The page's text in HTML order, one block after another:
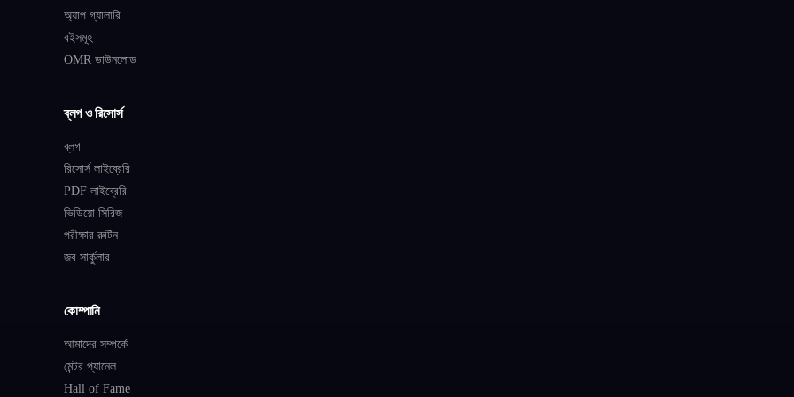
অ্যাপ গ্যালারি
বইসমূহ
OMR ডাউনলোড
ব্লগ ও রিসোর্স
ব্লগ
রিসোর্স লাইব্রেরি
PDF লাইব্রেরি
ভিডিয়ো সিরিজ
পরীক্ষার রুটিন
জব সার্কুলার
কোম্পানি
আমাদের সম্পর্কে
মেন্টর প্যানেল
Hall of Fame